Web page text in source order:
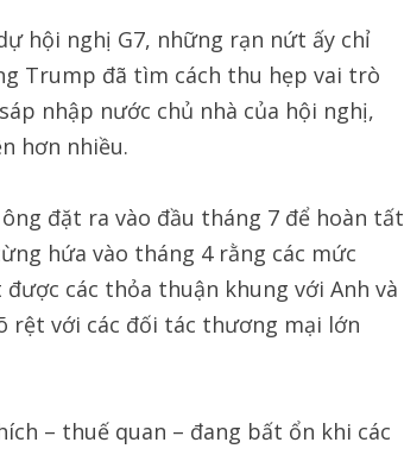
hội nghị G7, những rạn nứt ấy chỉ
Trump đã tìm cách thu hẹp vai trò
nhập nước chủ nhà của hội nghị,
hơn nhiều.
đặt ra vào đầu tháng 7 để hoàn tất
hứa vào tháng 4 rằng các mức
các thỏa thuận khung với Anh và
rệt với các đối tác thương mại lớn
– thuế quan – đang bất ổn khi các